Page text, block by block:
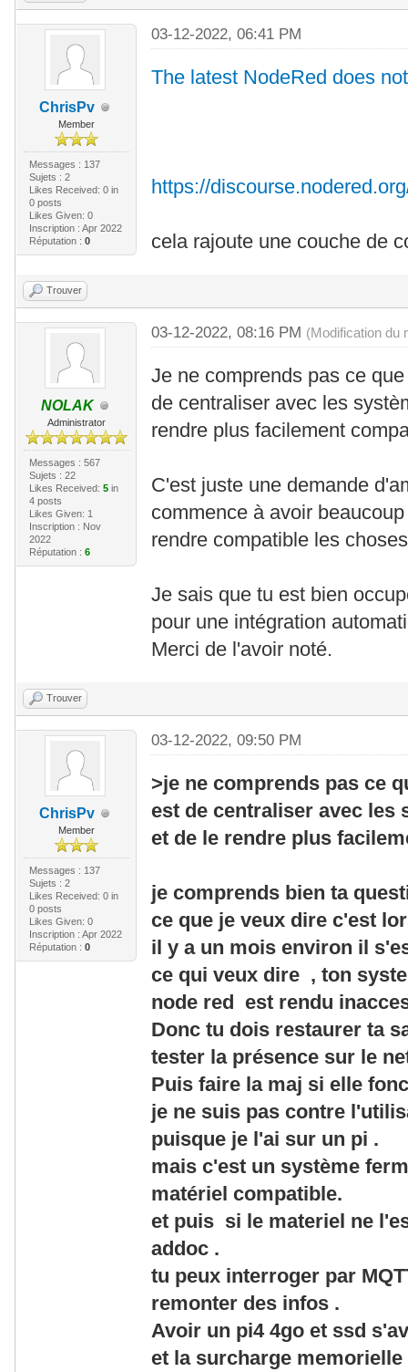
ChrisPv
Member
Messages : 137
Sujets : 2
Likes Received: 0in
0 posts
Likes Given: 0
Inscription : Apr 2022
Réputation : 0
03-12-2022, 06:41 PM
The latest NodeRed does
https://
cela rajoute une couche de
Trouver
NOLAK
Administrator
Messages : 567
Sujets : 22
Likes Received: 5in
4 posts
Likes Given: 1
Inscription : Nov
2022
Réputation : 6
03-12-2022, 08:16 PM (Modification du
Je ne comprends pas ce
de centraliser avec les
rendre plus facilement
C'est juste une demande
commence à avoir
rendre compatible les
Je sais que tu est bien
pour une intégration
Merci de l'avoir noté.
Trouver
ChrisPv
Member
Messages : 137
Sujets : 2
Likes Received: 0in
0 posts
Likes Given: 0
Inscription : Apr 2022
Réputation : 0
03-12-2022, 09:50 PM
>je ne comprends pas ce
est de centraliser avec les
et de le rendre plus
je comprends bien ta
ce que je veux dire c'est
il y a un mois environ il
ce qui veux dire , ton
node red est rendu
Donc tu dois restaurer ta
tester la présence sur le
Puis faire la maj si elle
je ne suis pas contre
puisque je l'ai sur un pi .
mais c'est un système
matériel compatible.
et puis si le materiel ne
addoc .
tu peux interroger par
remonter des infos .
Avoir un pi4 4go et ssd
et la surcharge